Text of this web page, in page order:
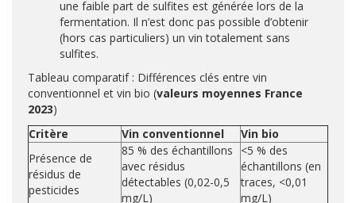
une faible part de sulfites est générée lors de la
fermentation. Il n’est donc pas possible d’obtenir
(hors cas particuliers) un vin totalement sans
sulfites.
Tableau comparatif : Différences clés entre vin
conventionnel et vin bio (valeurs moyennes France
2023)
Critère
Vin conventionnel
Vin bio
Présence de
résidus de
pesticides
85 % des échantillons
avec résidus
détectables (0,02-0,5
mg/L)
<5 % des
échantillons (en
traces, <0,01
mg/L)